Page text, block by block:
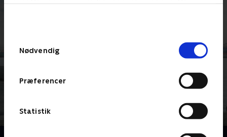
Nødvendig
Præferencer
Statistik